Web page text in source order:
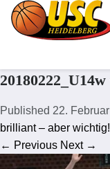
Published 22.
brilliant – aber wichtig!
← Previous Next →